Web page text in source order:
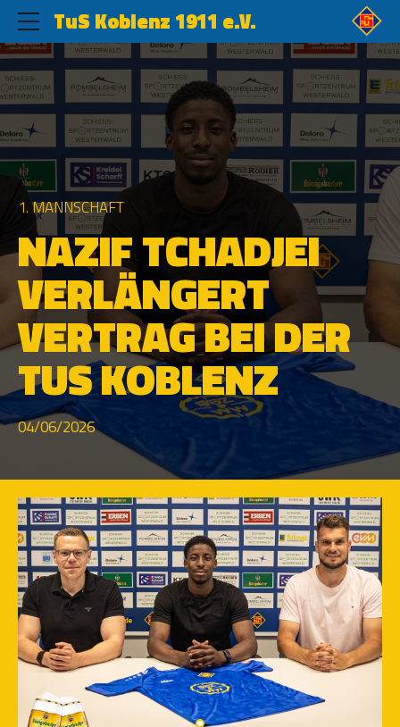
TuS Koblenz 1911 e.V.
1. MANNSCHAFT
NAZIF TCHADJEI
VERLÄNGERT
VERTRAG BEI DER
TUS KOBLENZ
04/06/2026